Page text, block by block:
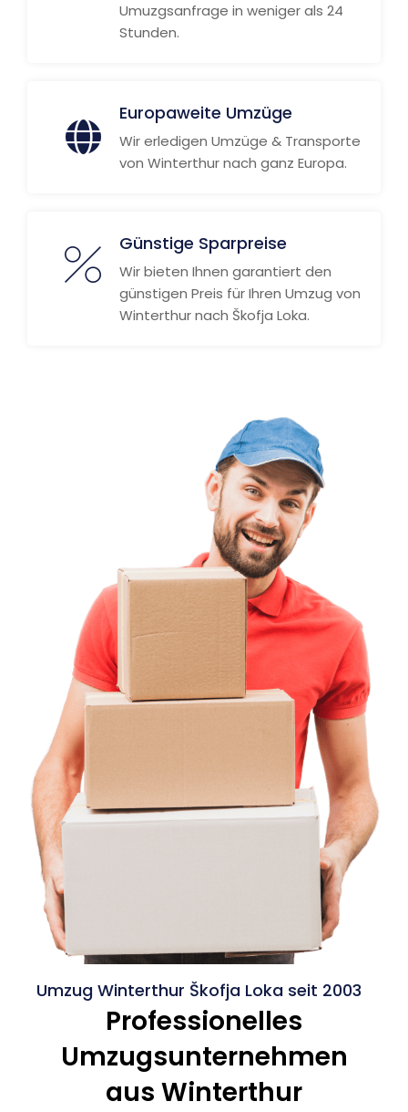
Umuzgsanfrage in weniger als 24
Stunden.
Europaweite Umzüge
Wir erledigen Umzüge & Transporte
von Winterthur nach ganz Europa.
Günstige Sparpreise
Wir bieten Ihnen garantiert den
günstigen Preis für Ihren Umzug von
Winterthur nach Škofja Loka.
Umzug Winterthur Škofja Loka seit 2003
Professionelles
Umzugsunternehmen
aus Winterthur